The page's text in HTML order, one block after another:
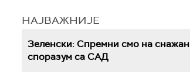
НАЈВАЖНИЈЕ
Зеленски: Спремни смо на снажан
споразум са САД